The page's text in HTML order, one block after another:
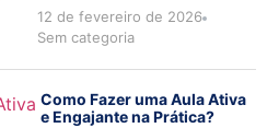
12 de fevereiro de 2026
Sem categoria
Como Fazer uma Aula Ativa
e Engajante na Prática?